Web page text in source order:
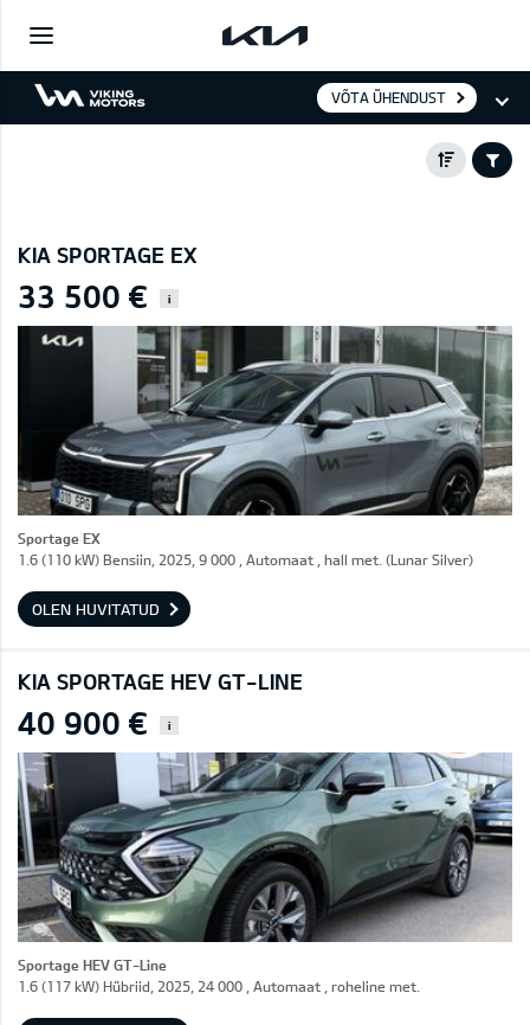
VÕTA ÜHENDUST
KIA SPORTAGE EX
33 500 € i
Sportage EX
1.6 (110 kW) Bensiin, 2025, 9 000 , Automaat , hall met. (Lunar Silver)
OLEN HUVITATUD
KIA SPORTAGE HEV GT-LINE
40 900 € i
Sportage HEV GT-Line
1.6 (117 kW) Hübriid, 2025, 24 000 , Automaat , roheline met.